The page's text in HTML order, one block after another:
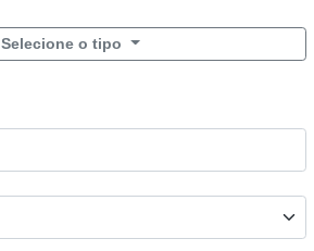
Selecione o tipo